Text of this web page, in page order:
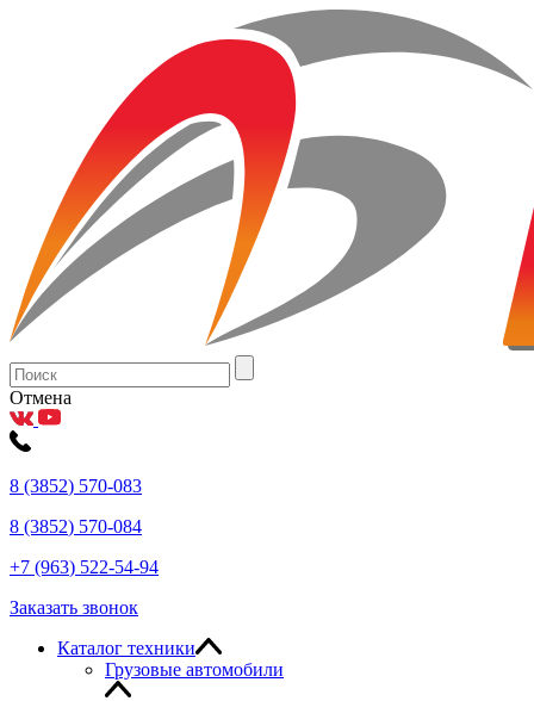
Отмена
8 (3852) 570-083
8 (3852) 570-084
+7 (963) 522-54-94
Заказать звонок
Каталог техники
Грузовые автомобили